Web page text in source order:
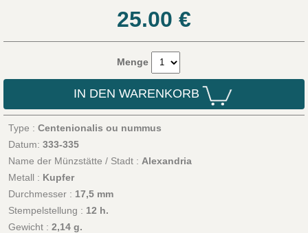
25.00 €
Menge
IN DEN WARENKORB
Type : Centenionalis ou nummus
Datum: 333-335
Name der Münzstätte / Stadt : Alexandria
Metall : Kupfer
Durchmesser : 17,5 mm
Stempelstellung : 12 h.
Gewicht : 2,14 g.